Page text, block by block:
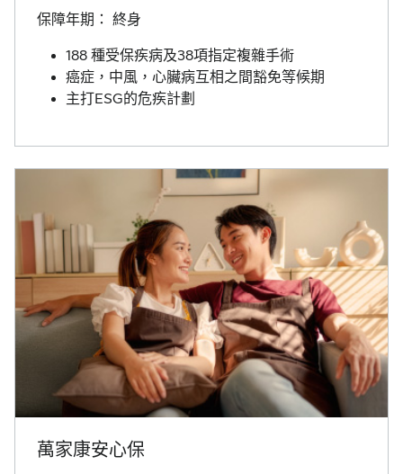
保障年期： 終身
188 種受保疾病及38項指定複雜手術
癌症，中風，心臟病互相之間豁免等候期
主打ESG的危疾計劃
萬家康安心保